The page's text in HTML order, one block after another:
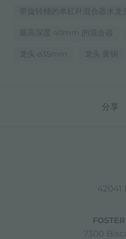
带旋转桶的单杠杆混合器水龙
最高深度 40mm 的混合器
龙头 ø35mm 龙头 黄铜
分享
42041
7300